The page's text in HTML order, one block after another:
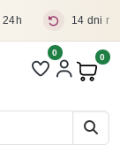
24h 14 dni
Liczba pozycji
0 0